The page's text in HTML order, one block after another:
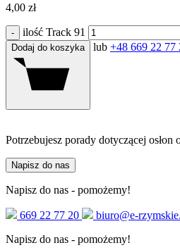
4,00 zł
- ilość Track 91
Dodaj do koszyka
lub +48 669 22 77
Potrzebujesz porady dotyczącej osłon
Napisz do nas
Napisz do nas - pomożemy!
669 22 77 20
biuro@e-
Napisz do nas - pomożemy!